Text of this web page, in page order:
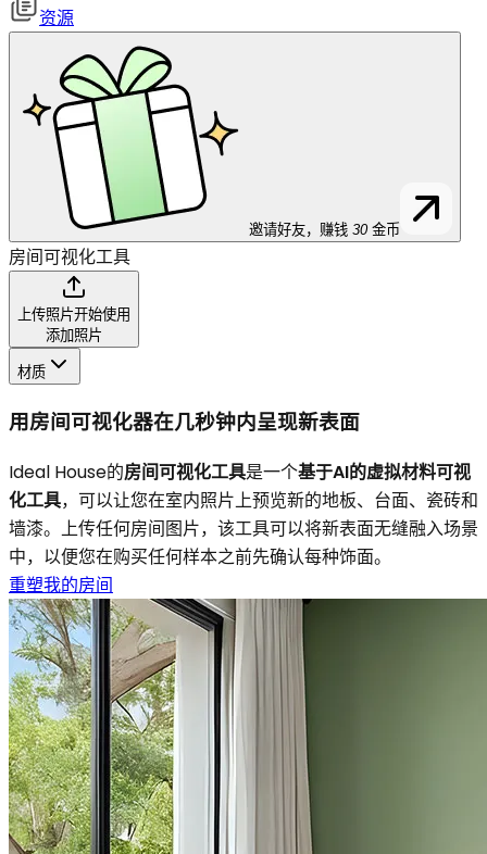
资源
邀请好友，赚钱 30 金币
房间可视化工具
上传照片开始使用
添加照片
材质
用房间可视化器在几秒钟内呈现新表面
Ideal House的房间可视化工具是一个基于AI的虚拟材料可视
化工具，可以让您在室内照片上预览新的地板、台面、瓷砖和
墙漆。上传任何房间图片，该工具可以将新表面无缝融入场景
中，以便您在购买任何样本之前先确认每种饰面。
重塑我的房间